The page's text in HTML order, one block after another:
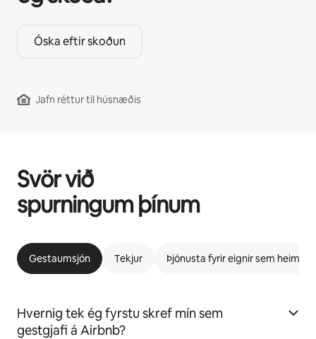
Óska eftir skoðun
Jafn réttur til húsnæðis
Svör við
spurningum þínum
Gestaumsjón Tekjur Þjónusta fyrir eignir sem heimila
Hvernig tek ég fyrstu skref mín sem
gestgjafi á Airbnb?